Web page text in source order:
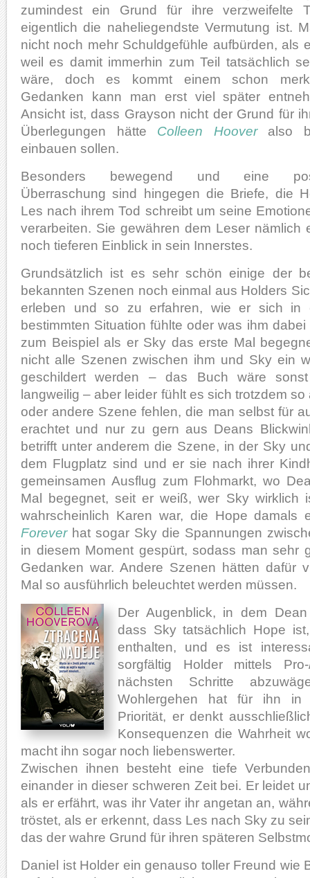
zumindest ein Grund für ihre verzweifelte
eigentlich die naheliegendste Vermutung ist.
nicht noch mehr Schuldgefühle aufbürden, als
weil es damit immerhin zum Teil tatsächlich
wäre, doch es kommt einem schon
Gedanken kann man erst viel später
Ansicht ist, dass Grayson nicht der Grund für
Überlegungen hätte Colleen Hooveralso
einbauen sollen.
Besonders bewegend und eine
Überraschung sind hingegen die Briefe, die
Les nach ihrem Tod schreibt um seine
verarbeiten. Sie gewähren dem Leser nämlich
noch tieferen Einblick in sein Innerstes.
Grundsätzlich ist es sehr schön einige der
bekannten Szenen noch einmal aus Holders
erleben und so zu erfahren, wie er sich in
bestimmten Situation fühlte oder was ihm
zum Beispiel als er Sky das erste Mal
nicht alle Szenen zwischen ihm und Sky ein
geschildert werden – das Buch wäre sonst
langweilig – aber leider fühlt es sich trotzdem
oder andere Szene fehlen, die man selbst für
erachtet und nur zu gern aus Deans
betrifft unter anderem die Szene, in der Sky
dem Flugplatz sind und er sie nach ihrer
gemeinsamen Ausflug zum Flohmarkt, wo
Mal begegnet, seit er weiß, wer Sky wirklich
wahrscheinlich Karen war, die Hope damals
Foreverhat sogar Sky die Spannungen
in diesem Moment gespürt, sodass man sehr
Gedanken war. Andere Szenen hätten dafür
Mal so ausführlich beleuchtet werden müssen.
Der Augenblick, in dem
dass Sky tatsächlich Hope
enthalten, und es ist
sorgfältig Holder mittels
nächsten Schritte
Wohlergehen hat für ihn in
Priorität, er denkt
Konsequenzen die Wahrheit
macht ihn sogar noch liebenswerter.
Zwischen ihnen besteht eine tiefe
einander in dieser schweren Zeit bei. Er leidet
als er erfährt, was ihr Vater ihr angetan an,
tröstet, als er erkennt, dass Les nach Sky zu
das der wahre Grund für ihren späteren
Daniel ist Holder ein genauso toller Freund wie